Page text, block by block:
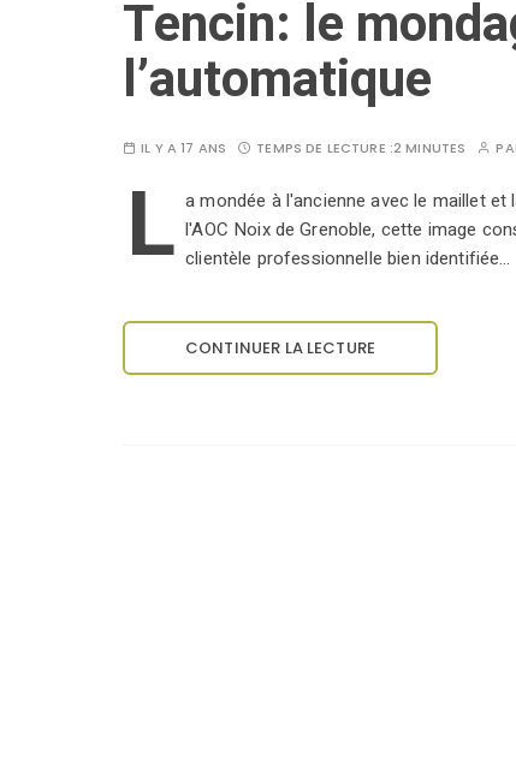
Tencin: le
l’automatique
IL Y A 17 ANS TEMPS DE LECTURE :2 MINUTES
L a mondée à l'ancienne avec le maillet
l'AOC Noix de Grenoble, cette image
clientèle professionnelle bien identifiée…
CONTINUER LA LECTURE